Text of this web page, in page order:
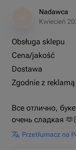
Nadawca
Kwiecień
Obsługa sklepu
Cena/jakość
Dostawa
Zgodnie z reklamą
Все отлично,
очень сладкая
Przetłumacz na